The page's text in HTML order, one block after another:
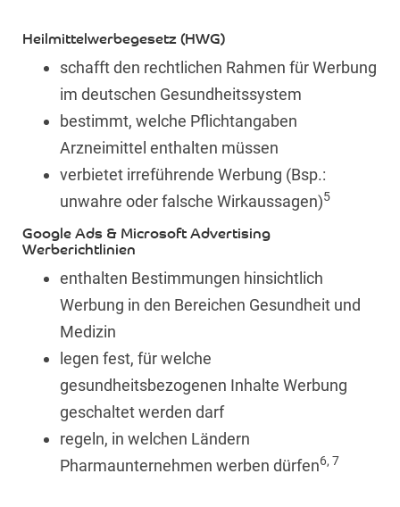
Heilmittelwerbegesetz (HWG)
schafft den rechtlichen Rahmen für Werbung
im deutschen Gesundheitssystem
bestimmt, welche Pflichtangaben
Arzneimittel enthalten müssen
verbietet irreführende Werbung (Bsp.:
unwahre oder falsche Wirkaussagen)5
Google Ads & Microsoft Advertising
Werberichtlinien
enthalten Bestimmungen hinsichtlich
Werbung in den Bereichen Gesundheit und
Medizin
legen fest, für welche
gesundheitsbezogenen Inhalte Werbung
geschaltet werden darf
regeln, in welchen Ländern
Pharmaunternehmen werben dürfen6, 7